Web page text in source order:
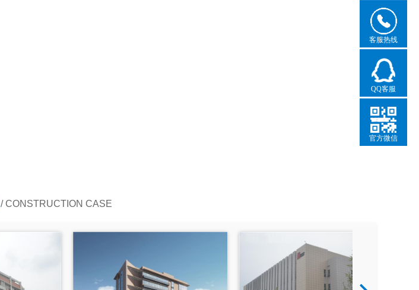
/ CONSTRUCTION CASE
客服热线
QQ客服
官方微信